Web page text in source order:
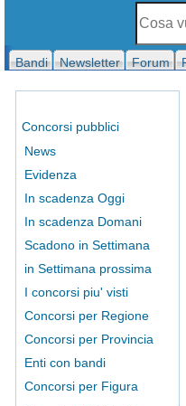
Bandi Newsletter Forum
Concorsi pubblici
News
Evidenza
In scadenza Oggi
In scadenza Domani
Scadono in Settimana
in Settimana prossima
I concorsi piu' visti
Concorsi per Regione
Concorsi per Provincia
Enti con bandi
Concorsi per Figura